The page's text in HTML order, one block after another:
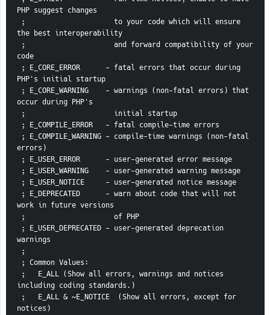
PHP suggest changes
the best interoperability
code
PHP's initial startup
occur during PHP's
;                     initial startup
; E_COMPILE_ERROR   - fatal compile-time errors
errors)
; E_USER_ERROR      - user-generated error message
; E_USER_WARNING    - user-generated warning message
; E_USER_NOTICE     - user-generated notice message
work in future versions
;                     of PHP
warnings
;
; Common Values:
including coding standards.)
notices)